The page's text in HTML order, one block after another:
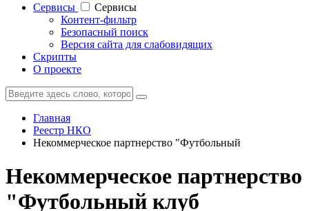
Cервисы
Cервисы
Контент-фильтр
Безопасный поиск
Версия сайта для слабовидящих
Скрипты
О проекте
Главная
Реестр НКО
Некоммерческое партнерство "Футбольный
Некоммерческое партнерство
"Футбольный клуб